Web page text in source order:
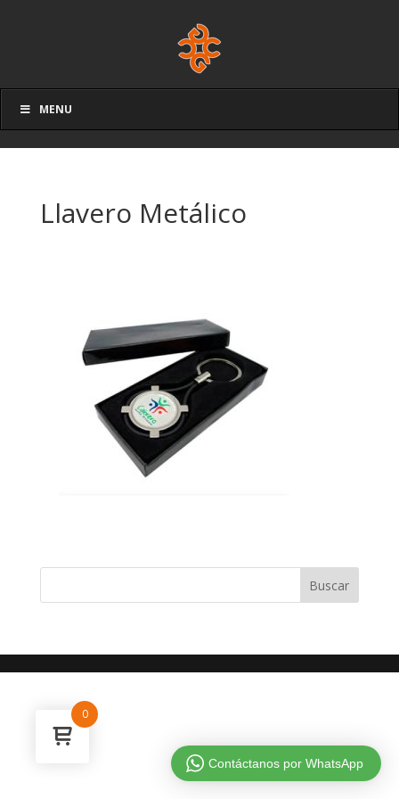
MENU
Llavero Metálico
0
Contáctanos por WhatsApp